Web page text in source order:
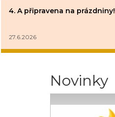
4. A připravena na prázdniny!
27.6.2026
Novinky